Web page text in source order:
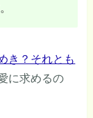
き？それとも
に求めるの